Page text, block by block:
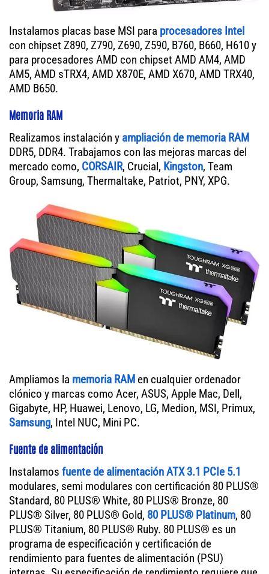
Instalamos placas base MSI para procesadores Intel
con chipset Z890, Z790, Z690, Z590, B760, B660, H610 y
para procesadores AMD con chipset AMD AM4, AMD
AM5, AMD sTRX4, AMD X870E, AMD X670, AMD TRX40,
AMD B650.
Memoria RAM
Realizamos instalación y ampliación de memoria RAM
DDR5, DDR4. Trabajamos con las mejoras marcas del
mercado como, CORSAIR, Crucial, Kingston, Team
Group, Samsung, Thermaltake, Patriot, PNY, XPG.
Ampliamos la memoria RAM en cualquier ordenador
clónico y marcas como Acer, ASUS, Apple Mac, Dell,
Gigabyte, HP, Huawei, Lenovo, LG, Medion, MSI, Primux,
Samsung, Intel NUC, Mini PC.
Fuente de alimentación
Instalamos fuente de alimentación ATX 3.1 PCIe 5.1
modulares, semi modulares con certificación 80 PLUS®
Standard, 80 PLUS® White, 80 PLUS® Bronze, 80
PLUS® Silver, 80 PLUS® Gold, 80 PLUS® Platinum, 80
PLUS® Titanium, 80 PLUS® Ruby. 80 PLUS® es un
programa de especificación y certificación de
rendimiento para fuentes de alimentación (PSU)